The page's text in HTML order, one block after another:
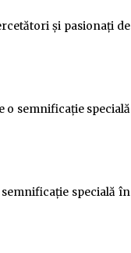
și pasionați de
o semnificație specială
specială în